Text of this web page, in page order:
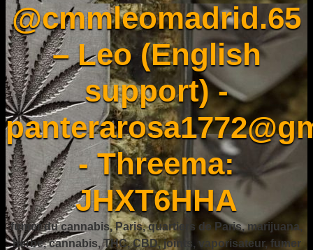
@cmmleomadrid.65
– Leo (English
support) -
- Threema:
JHXT6HHA
fumer du cannabis, Paris, quartiers de Paris, marijuana,
herbe, cannabis, THC, CBD, joints, vaporisateur, fumer